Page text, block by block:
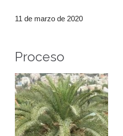
11 de marzo de 2020
Proceso